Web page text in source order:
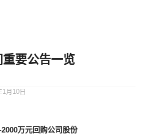
要公告一览
1月10日
万元回购公司股份